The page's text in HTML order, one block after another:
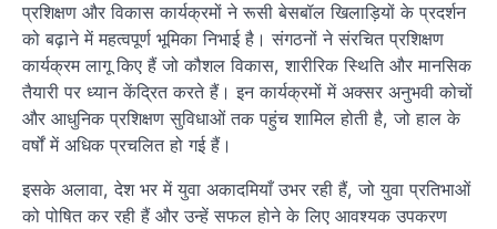
प्रशिक्षण और विकास कार्यक्रमों ने रूसी बेसबॉल खिलाड़ियों के प्रदर्शन
को बढ़ाने में महत्वपूर्ण भूमिका निभाई है। संगठनों ने संरचित प्रशिक्षण
कार्यक्रम लागू किए हैं जो कौशल विकास, शारीरिक स्थिति और मानसिक
तैयारी पर ध्यान केंद्रित करते हैं। इन कार्यक्रमों में अक्सर अनुभवी कोचों
और आधुनिक प्रशिक्षण सुविधाओं तक पहुंच शामिल होती है, जो हाल के
वर्षों में अधिक प्रचलित हो गई हैं।
इसके अलावा, देश भर में युवा अकादमियाँ उभर रही हैं, जो युवा प्रतिभाओं
को पोषित कर रही हैं और उन्हें सफल होने के लिए आवश्यक उपकरण